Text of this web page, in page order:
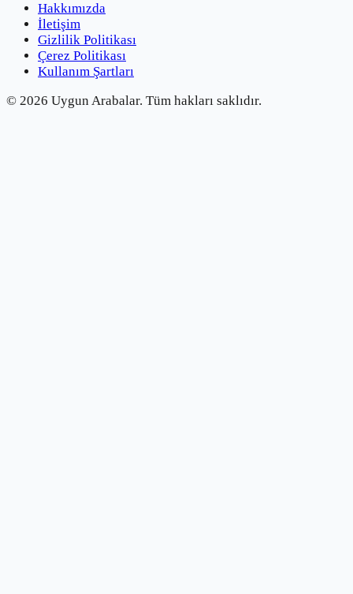
Hakkımızda
İletişim
Gizlilik Politikası
Çerez Politikası
Kullanım Şartları
© 2026 Uygun Arabalar. Tüm hakları saklıdır.